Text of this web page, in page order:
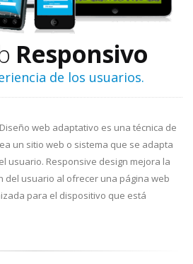
Responsivo
de los usuarios.
web adaptativo es una técnica de
un sitio web o sistema que se adapta
usuario. Responsive design mejora la
del usuario al ofrecer una página web
para el dispositivo que está